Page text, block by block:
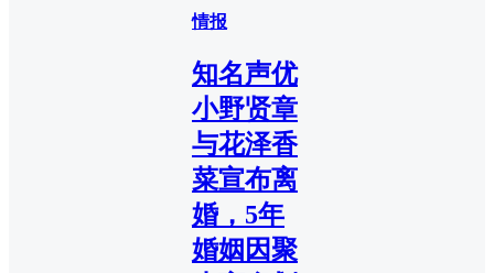
情报
知名声优
小野贤章
与花泽香
菜宣布离
婚，5年
婚姻因聚